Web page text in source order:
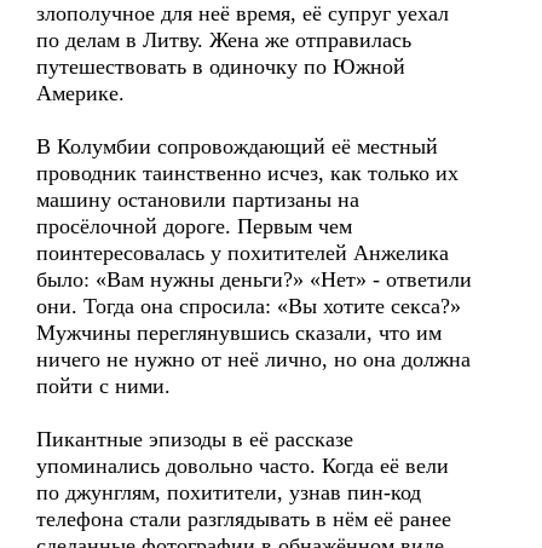
злополучное для неё время, её супруг уехал
по делам в Литву. Жена же отправилась
путешествовать в одиночку по Южной
Америке.
В Колумбии сопровождающий её местный
проводник таинственно исчез, как только их
машину остановили партизаны на
просёлочной дороге. Первым чем
поинтересовалась у похитителей Анжелика
было: «Вам нужны деньги?» «Нет» - ответили
они. Тогда она спросила: «Вы хотите секса?»
Мужчины переглянувшись сказали, что им
ничего не нужно от неё лично, но она должна
пойти с ними.
Пикантные эпизоды в её рассказе
упоминались довольно часто. Когда её вели
по джунглям, похитители, узнав пин-код
телефона стали разглядывать в нём её ранее